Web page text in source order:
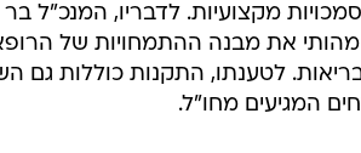
מקצועיות. לדבריו, המנכ"ל
מהותי את מבנה ההתמחויות של
לטענתו, התקנות כוללות
המגיעים מחו"ל.